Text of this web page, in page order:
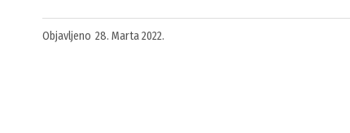
Objavljeno 28. Marta 2022.